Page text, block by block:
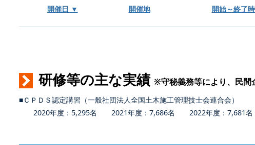
開催日 ▼ 開催地 開始～終了
研修等の主な実績 ※守秘義務等により、民間
■ＣＰＤＳ認定講習（一般社団法人全国土木施工管理技士会連合会）
2020年度：5,295名 2021年度：7,686名 2022年度：7,681